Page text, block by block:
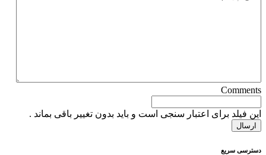
Comments
این فیلد برای اعتبار سنجی است و باید بدون تغییر باقی بماند .
دسترسی سریع